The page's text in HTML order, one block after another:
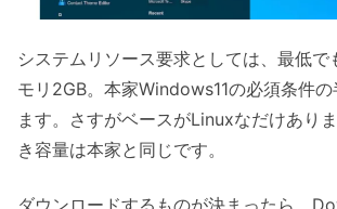
システムリソース要求としては、最低で
モリ2GB。本家Windows11の必須条件
ます。さすがベースがLinuxなだけあり
き容量は本家と同じです。
ダウンロードするものが決まったら、